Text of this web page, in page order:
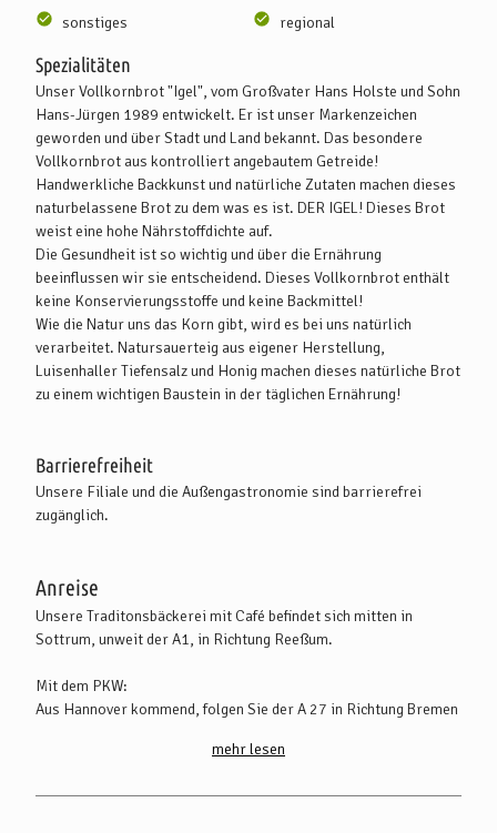
Spezialitäten
Unser Vollkornbrot "Igel", vom Großvater Hans Holste und Sohn
Hans-Jürgen 1989 entwickelt. Er ist unser Markenzeichen
geworden und über Stadt und Land bekannt. Das besondere
Vollkornbrot aus kontrolliert angebautem Getreide!
Handwerkliche Backkunst und natürliche Zutaten machen dieses
naturbelassene Brot zu dem was es ist. DER IGEL! Dieses Brot
weist eine hohe Nährstoffdichte auf.
Die Gesundheit ist so wichtig und über die Ernährung
beeinflussen wir sie entscheidend. Dieses Vollkornbrot enthält
keine Konservierungsstoffe und keine Backmittel!
Wie die Natur uns das Korn gibt, wird es bei uns natürlich
verarbeitet. Natursauerteig aus eigener Herstellung,
Luisenhaller Tiefensalz und Honig machen dieses natürliche Brot
zu einem wichtigen Baustein in der täglichen Ernährung!
sonstiges regional
Barrierefreiheit
Unsere Filiale und die Außengastronomie sind barrierefrei
zugänglich.
Anreise
Unsere Traditonsbäckerei mit Café befindet sich mitten in
Sottrum, unweit der A1, in Richtung Reeßum.
Mit dem PKW:
Aus Hannover kommend, folgen Sie der A 27 in Richtung Bremen
schließlich aus Bremen oder Hamburg kommend über die A 1
Rotenburg (Wümme).
mehr lesen